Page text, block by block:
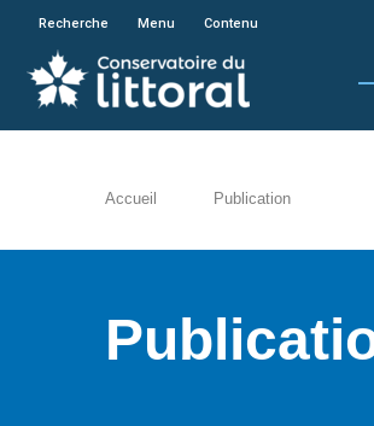
En poursuivant
Recherche Menu Contenu
Accueil Publication